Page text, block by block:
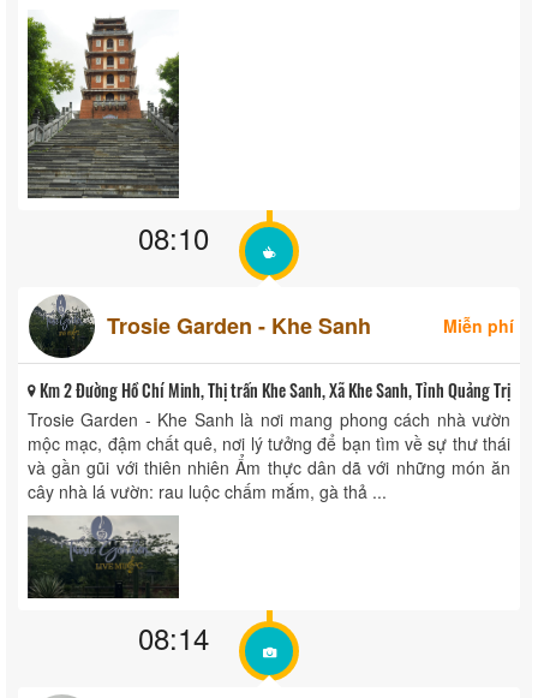
08:10
Trosie Garden - Khe Sanh Miễn phí
Km 2 Đường Hồ Chí Minh, Thị trấn Khe Sanh, Xã Khe Sanh, Tỉnh Quảng Trị
Trosie Garden - Khe Sanh là nơi mang phong cách nhà vườn
mộc mạc, đậm chất quê, nơi lý tưởng để bạn tìm về sự thư thái
và gần gũi với thiên nhiên Ẩm thực dân dã với những món ăn
cây nhà lá vườn: rau luộc chấm mắm, gà thả ...
08:14